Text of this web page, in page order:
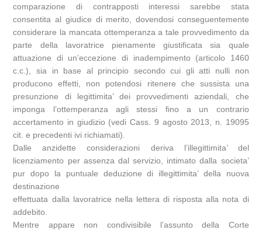
comparazione di contrapposti interessi sarebbe stata
consentita al giudice di merito, dovendosi conseguentemente
considerare la mancata ottemperanza a tale provvedimento da
parte della lavoratrice pienamente giustificata sia quale
attuazione di un’eccezione di inadempimento (articolo 1460
c.c.), sia in base al principio secondo cui gli atti nulli non
producono effetti, non potendosi ritenere che sussista una
presunzione di legittimita’ dei provvedimenti aziendali, che
imponga l’ottemperanza agli stessi fino a un contrario
accertamento in giudizio (vedi Cass. 9 agosto 2013, n. 19095
cit. e precedenti ivi richiamati).
Dalle anzidette considerazioni deriva l’illegittimita’ del
licenziamento per assenza dal servizio, intimato dalla societa’
pur dopo la puntuale deduzione di illegittimita’ della nuova
destinazione
effettuata dalla lavoratrice nella lettera di risposta alla nota di
addebito.
Mentre appare non condivisibile l’assunto della Corte